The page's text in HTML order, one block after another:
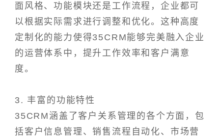
面风格、功能模块还是工作流程，企业都可
以根据实际需求进行调整和优化。这种高度
定制化的能力使得35CRM能够完美融入企业
的运营体系中，提升工作效率和客户满意
度。
3. 丰富的功能特性
35CRM涵盖了客户关系管理的各个方面，包
括客户信息管理、销售流程自动化、市场营